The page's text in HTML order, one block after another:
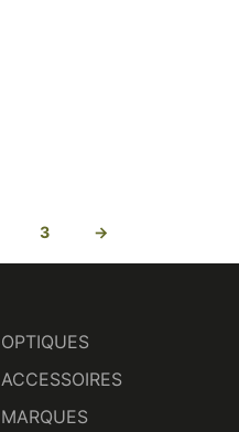
3 →
OPTIQUES
ACCESSOIRES
MARQUES